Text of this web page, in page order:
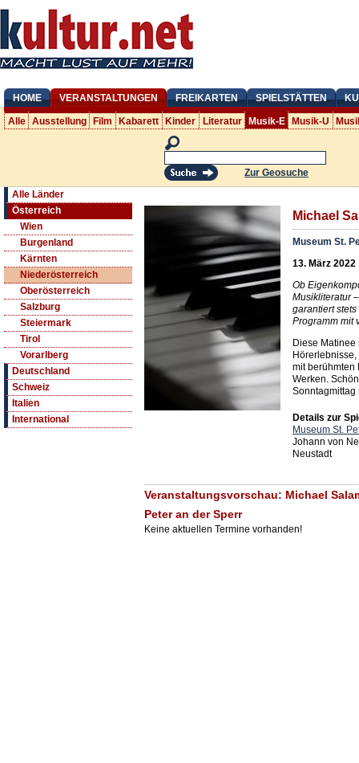
HOME VERANSTALTUNGEN FREIKARTEN SPIELSTÄTTEN
Alle Ausstellung Film Kabarett Kinder Literatur Musik-E Musik-U
Zur Geosuche
Alle Länder
Österreich
Wien
Burgenland
Kärnten
Niederösterreich
Oberösterreich
Salzburg
Steiermark
Tirol
Vorarlberg
Deutschland
Schweiz
Italien
International
Michael
Museum St.
13. März 2022
Ob
Musikliteratur
garantiert
Programm mit
Diese
mit berühmten
Werken.
Sonntagmittag
Details zur
Museum St.
Johann von
Neustadt
Veranstaltungsvorschau: Michael
Peter an der Sperr
Keine aktuellen Termine vorhanden!